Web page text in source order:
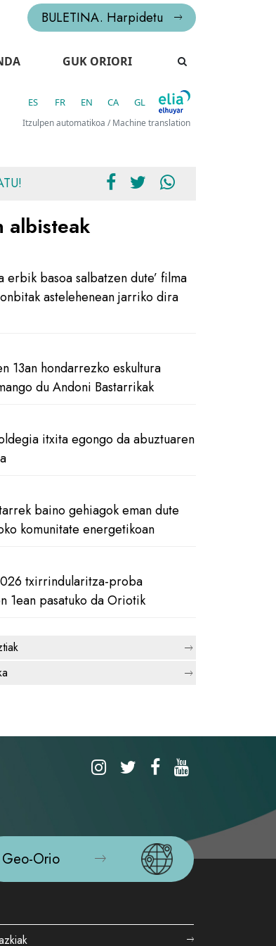
BULETINA. Harpidetu
GUK ORIORI
ES FR EN CA GL
Itzulpen automatikoa / Machine translation
albisteak
erbik basoa salbatzen dute’ filma
astelehenean jarriko dira
13an hondarrezko eskultura
du Andoni Bastarrikak
itxita egongo da abuztuaren
baino gehiagok eman dute
komunitate energetikoan
txirrindularitza-proba
1ean pasatuko da Oriotik
Geo-Orio